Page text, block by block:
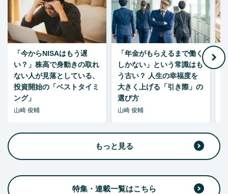
「今からNISAはもう遅
い？」株高で身動きの取れ
ない人が見落としている、
投資開始の「ベストタイミ
ング」
山崎 俊輔
「年金がもらえるまで働く
しかない」という常識はも
う古い？ 人生の幸福度を
大きく上げる「引き際」の
選び方
山崎 俊輔
もっと見る
特集・連載一覧はこちら